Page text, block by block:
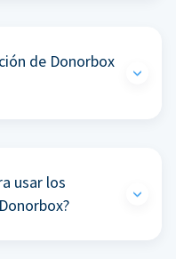
de Donorbox
usar los